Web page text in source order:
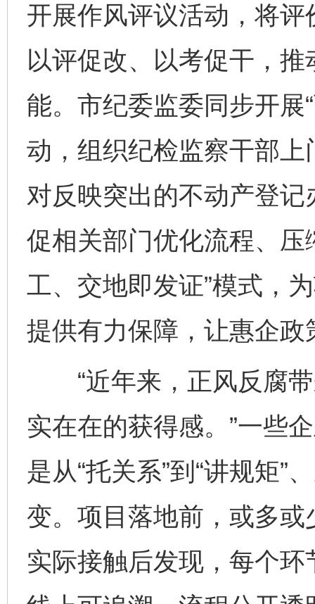
开展作风评议活动，将
以评促改、以考促干，
能。市纪委监委同步开展
动，组织纪检监察干部
对反映突出的不动产登
促相关部门优化流程、压
工、交地即发证”模式，
提供有力保障，让惠企政
“近年来，正风反腐带
实在在的获得感。”一些
是从“托关系”到“讲规矩”
变。项目落地前，或多或
实际接触后发现，每个